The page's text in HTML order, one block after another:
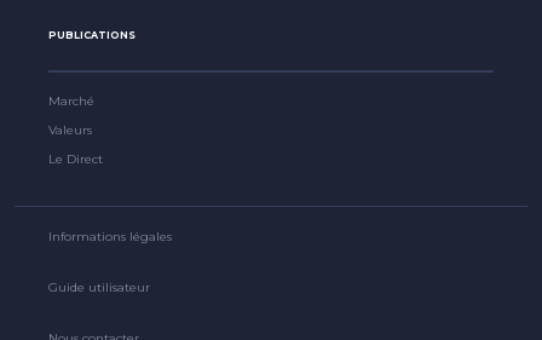
PUBLICATIONS
Marché
Valeurs
Le Direct
Informations légales
Guide utilisateur